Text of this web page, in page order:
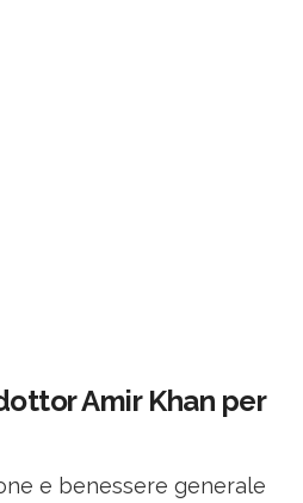
Amir Khan per
e benessere generale